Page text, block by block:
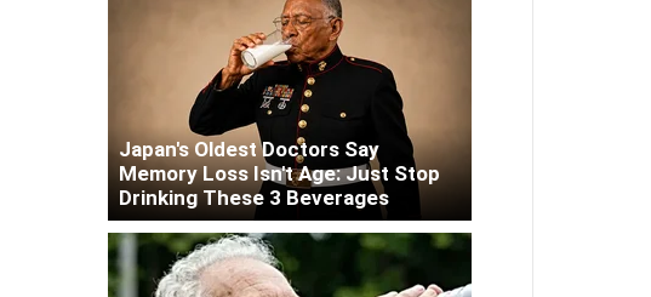
Japan's Oldest Doctors Say
Memory Loss Isn't Age: Just Stop
Drinking These 3 Beverages